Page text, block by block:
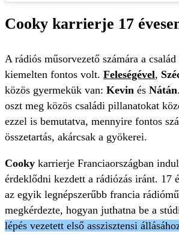
Cooky karrierje 17
A rádiós műsorvezető számára a
kiemelten fontos volt. Feleségével,
közös gyermekük van: Kevin és Nátán.
oszt meg közös családi pillanatokat
ezzel is bemutatva, mennyire fontos
összetartás, akárcsak a gyökerei.
Cooky karrierje Franciaországban
érdeklődni kezdett a rádiózás iránt. 17
az egyik legnépszerűbb francia
megkérdezte, hogyan juthatna be a
lépés vezetett első asszisztensi